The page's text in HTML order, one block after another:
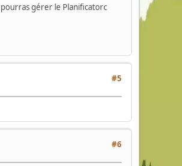
gérer le Planificatorc
#5
#6